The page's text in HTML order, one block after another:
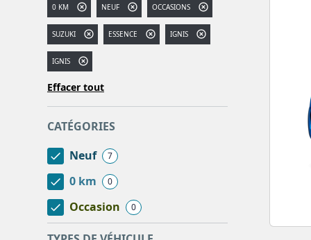
0 KM NEUF OCCASIONS
SUZUKI ESSENCE IGNIS
IGNIS
Effacer tout
CATÉGORIES
Neuf
7
0 km 0
Occasion 0